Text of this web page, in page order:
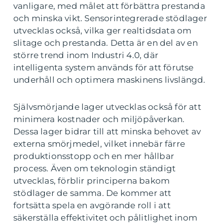
vanligare, med målet att förbättra prestanda
och minska vikt. Sensorintegrerade stödlager
utvecklas också, vilka ger realtidsdata om
slitage och prestanda. Detta är en del av en
större trend inom Industri 4.0, där
intelligenta system används för att förutse
underhåll och optimera maskinens livslängd.
Självsmörjande lager utvecklas också för att
minimera kostnader och miljöpåverkan.
Dessa lager bidrar till att minska behovet av
externa smörjmedel, vilket innebär färre
produktionsstopp och en mer hållbar
process. Även om teknologin ständigt
utvecklas, förblir principerna bakom
stödlager de samma. De kommer att
fortsätta spela en avgörande roll i att
säkerställa effektivitet och pålitlighet inom